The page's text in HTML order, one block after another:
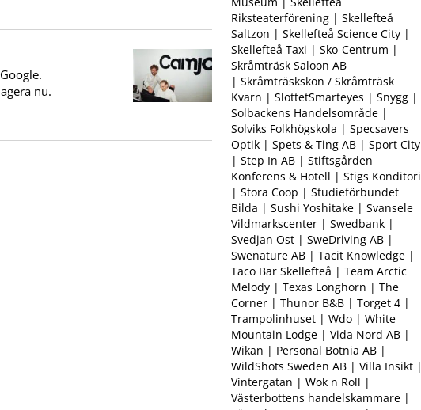
nu.
Riksteaterförening | Skellefteå
Saltzon | Skellefteå Science City |
Skellefteå Taxi | Sko-Centrum |
Skråmträsk Saloon AB
| Skråmträskskon / Skråmträsk
Kvarn | SlottetSmarteyes | Snygg |
Solbackens Handelsområde |
Solviks Folkhögskola | Specsavers
Optik | Spets & Ting AB | Sport City
| Step In AB | Stiftsgården
Konferens & Hotell | Stigs Konditori
| Stora Coop | Studieförbundet
Bilda | Sushi Yoshitake | Svansele
Vildmarkscenter | Swedbank |
Svedjan Ost | SweDriving AB |
Swenature AB | Tacit Knowledge |
Taco Bar Skellefteå | Team Arctic
Melody | Texas Longhorn | The
Corner | Thunor B&B | Torget 4 |
Trampolinhuset | Wdo | White
Mountain Lodge | Vida Nord AB |
Wikan | Personal Botnia AB |
WildShots Sweden AB | Villa Insikt |
Vintergatan | Wok n Roll |
Västerbottens handelskammare |